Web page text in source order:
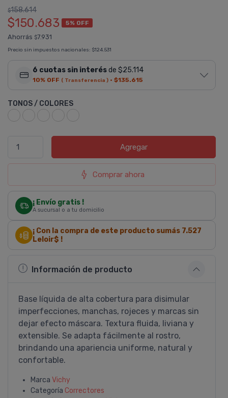
$158.614
$150.683 5% OFF
Ahorrás $7.931
Precio sin impuestos nacionales: $124.531
6 cuotas sin interésde $25.114
10% OFF ( Transferencia ) · $135.615
TONOS / COLORES
Agregar
Comprar ahora
¡ Envío gratis !
A sucursal o a tu domicilio
¡ Con la compra de este producto sumás 7.527
Leloir$ !
Información de producto
Base líquida de alta cobertura para disimular
imperfecciones, manchas, rojeces y marcas sin
dejar efecto máscara. Textura fluida, liviana y
extensible. Se adapta fácilmente al rostro,
brindando una apariencia uniforme, natural y
confortable.
Marca Vichy
Categoría Correctores